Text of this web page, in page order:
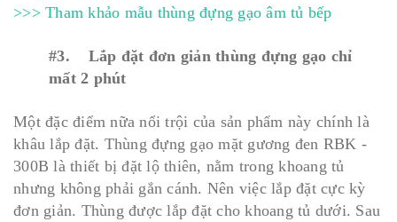
>>> Tham khảo mẫu thùng đựng gạo âm tủ bếp
#3. Lắp đặt đơn giản thùng đựng gạo chỉ
mất 2 phút
Một đặc điểm nữa nổi trội của sản phẩm này chính là
khâu lắp đặt. Thùng đựng gạo mặt gương đen RBK -
300B là thiết bị đặt lộ thiên, nằm trong khoang tủ
nhưng không phải gắn cánh. Nên việc lắp đặt cực kỳ
đơn giản. Thùng được lắp đặt cho khoang tủ dưới. Sau